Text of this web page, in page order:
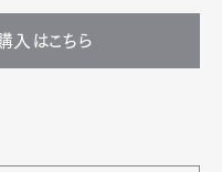
入はこちら